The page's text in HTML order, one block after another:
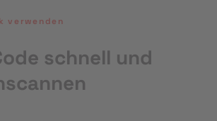
verwenden
schnell und